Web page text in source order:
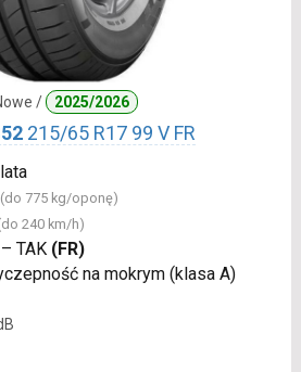
/ 2025/2026
215/65 R17 99 V FR
(do 775 kg/oponę)
240 km/h)
TAK (FR)
na mokrym (klasa A)